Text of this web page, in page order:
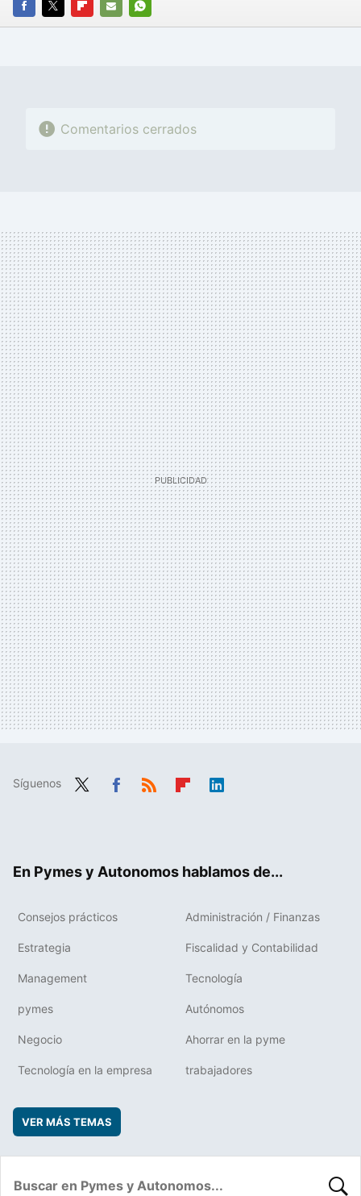
FACEBOOK
TWITTERFLIPBOARD
E-
WHATSAPP
Comentarios cerrados
Síguenos
En Pymes y Autonomos hablamos de...
Consejos prácticos Administración / Finanzas
Estrategia Fiscalidad y Contabilidad
Management Tecnología
pymes Autónomos
Negocio Ahorrar en la pyme
Tecnología en la empresa trabajadores
VER MÁS TEMAS